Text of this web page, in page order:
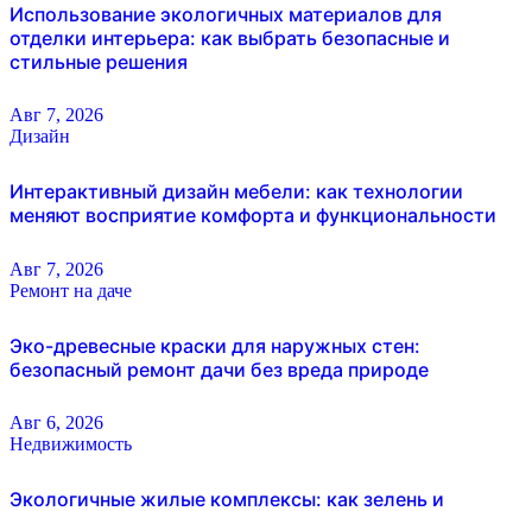
Использование экологичных материалов для
отделки интерьера: как выбрать безопасные и
стильные решения
Авг 7, 2026
Дизайн
Интерактивный дизайн мебели: как технологии
меняют восприятие комфорта и функциональности
Авг 7, 2026
Ремонт на даче
Эко-древесные краски для наружных стен:
безопасный ремонт дачи без вреда природе
Авг 6, 2026
Недвижимость
Экологичные жилые комплексы: как зелень и